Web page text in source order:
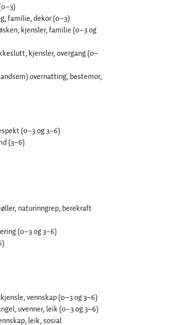
familie, dekor (0–3)
kjensler, familie (0–3 og
kjensler, overgang (0–
overnatting, bestemor,
(0–3 og 3–6)
(3–6)
naturinngrep, berekraft
(0–3 og 3–6)
vennskap (0–3 og 3–6)
uvenner, leik (0–3 og 3–6)
leik, sosial